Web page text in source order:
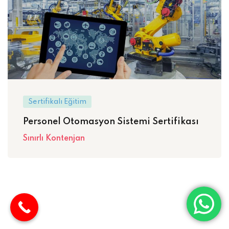
Sertifikalı Eğitim
Personel Otomasyon Sistemi Sertifikası
Sınırlı Kontenjan